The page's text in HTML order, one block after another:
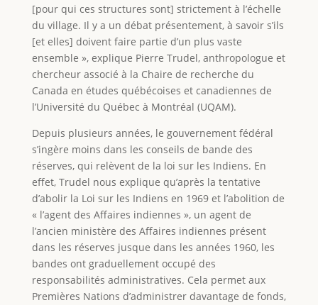
[pour qui ces structures sont] strictement à l’échelle
du village. Il y a un débat présentement, à savoir s’ils
[et elles] doivent faire partie d’un plus vaste
ensemble », explique Pierre Trudel, anthropologue et
chercheur associé à la Chaire de recherche du
Canada en études québécoises et canadiennes de
l’Université du Québec à Montréal (UQAM).
Depuis plusieurs années, le gouvernement fédéral
s’ingère moins dans les conseils de bande des
réserves, qui relèvent de la loi sur les Indiens. En
effet, Trudel nous explique qu’après la tentative
d’abolir la Loi sur les Indiens en 1969 et l’abolition de
« l’agent des Affaires indiennes », un agent de
l’ancien ministère des Affaires indiennes présent
dans les réserves jusque dans les années 1960, les
bandes ont graduellement occupé des
responsabilités administratives. Cela permet aux
Premières Nations d’administrer davantage de fonds,